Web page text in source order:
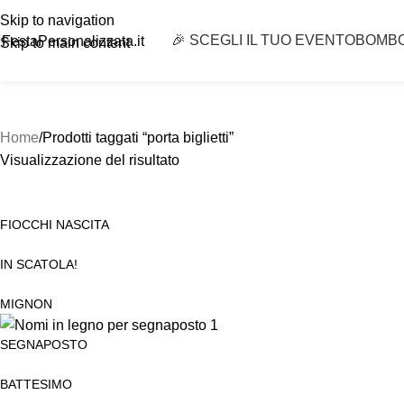
Skip to navigation
Skip to main content
FestaPersonalizzata.it 🎉 SCEGLI IL TUO EVENTO
Home Prodotti taggati “porta biglietti”
Visualizzazione del risultato
FIOCCHI NASCITA
IN SCATOLA!
MIGNON
SEGNAPOSTO
BATTESIMO